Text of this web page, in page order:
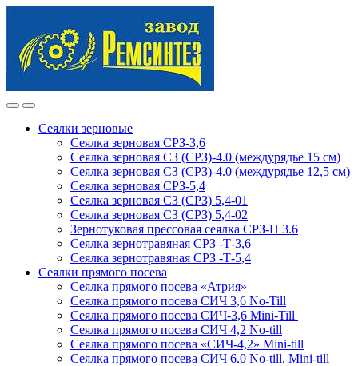
navigation
content
Сеялки зерновые
Сеялка зерновая СРЗ-3,6
Сеялка зерновая СЗ (СРЗ)-4.0 (междурядье 15 см)
Сеялка зерновая СЗ (СРЗ)-4.0 (междурядье 12,5 см)
Сеялка зерновая СРЗ-5,4
Сеялка зерновая СЗ (СРЗ) 5,4-01
Сеялка зерновая СЗ (СРЗ) 5,4-02
Зернотуковая прессовая сеялка СРЗ-П 3.6
Сеялка зернотравяная СРЗ -Т-3,6
Сеялка зернотравяная СРЗ -Т-5,4
Сеялки прямого посева
Сеялка прямого посева «Атрия»
Сеялка прямого посева СИЧ 3,6 No-Till
Сеялка прямого посева СИЧ-3,6 Mini-Till
Сеялка прямого посева СИЧ 4,2 No-till
Сеялка прямого посева «СИЧ-4,2» Mini-till
Сеялка прямого посева СИЧ 6.0 No-till, Mini-till